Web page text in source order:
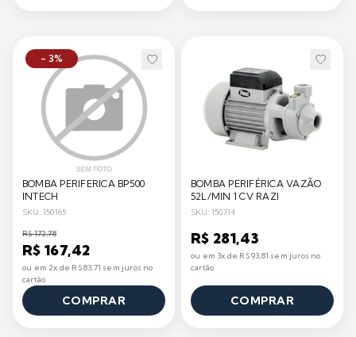
- 3%
BOMBA PERIFERICA BP500
INTECH
SKU: 150165
R$ 172,78
R$ 167,42
ou em 2x de R$ 83,71 sem juros no
cartão
COMPRAR
BOMBA PERIFÉRICA VAZÃO
52L/MIN 1 CV RAZI
SKU: 150714
R$ 281,43
ou em 3x de R$ 93,81 sem juros no
cartão
COMPRAR